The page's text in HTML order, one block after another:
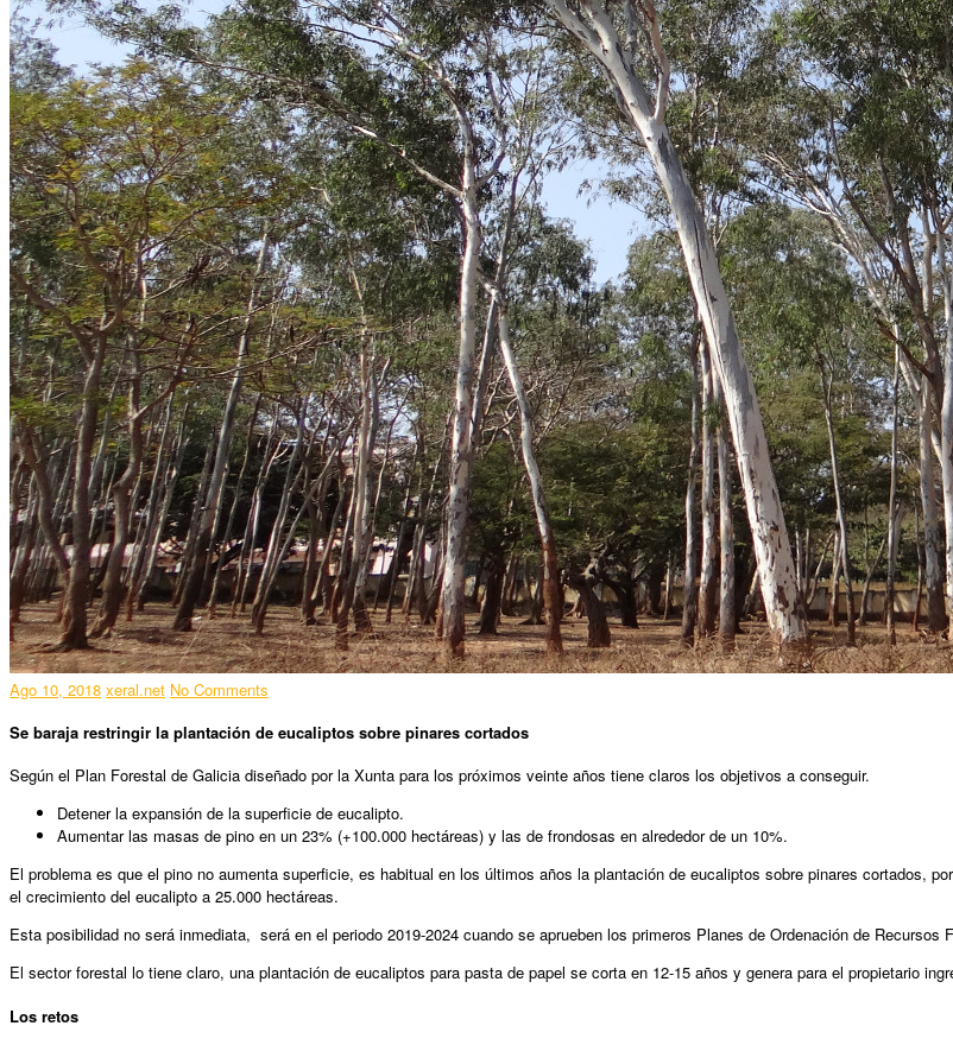
Ago 10, 2018 xeral.net No Comments
Se baraja restringir la plantación de eucaliptos sobre pinares cortados
Según el Plan Forestal de Galicia diseñado por la Xunta para los próximos veinte años tiene claros los objetivos a conseguir.
Detener la expansión de la superficie de eucalipto.
Aumentar las masas de pino en un 23% (+100.000 hectáreas) y las de frondosas en alrededor de un 10%.
El problema es que el pino no aumenta superficie, es habitual en los últimos años la plantación de eucaliptos sobre pinares cortados,
el crecimiento del eucalipto a 25.000 hectáreas.
Esta posibilidad no será inmediata, será en el periodo 2019-2024 cuando se aprueben los primeros Planes de Ordenación de
El sector forestal lo tiene claro, una plantación de eucaliptos para pasta de papel se corta en 12-15 años y genera para el propietario
Los retos